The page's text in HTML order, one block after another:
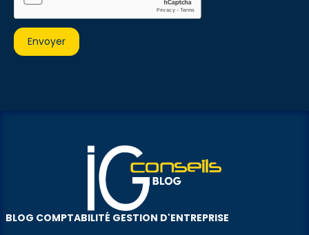
BLOG COMPTABILITÉ GESTION D'ENTREPRISE